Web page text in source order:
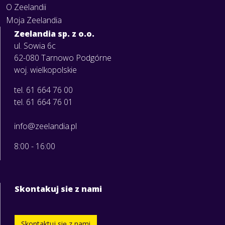
O Zeelandii
Moja Zeelandia
Zeelandia sp. z o.o.
ul. Sowia 6c
62-080 Tarnowo Podgórne
woj. wielkopolskie
tel. 61 664 76 00
tel. 61 664 76 01
info@zeelandia.pl
8:00 - 16:00
Skontakuj sie z nami